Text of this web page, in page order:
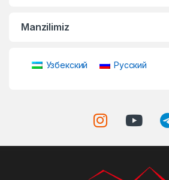
Manzilimiz
Узбекский Русский